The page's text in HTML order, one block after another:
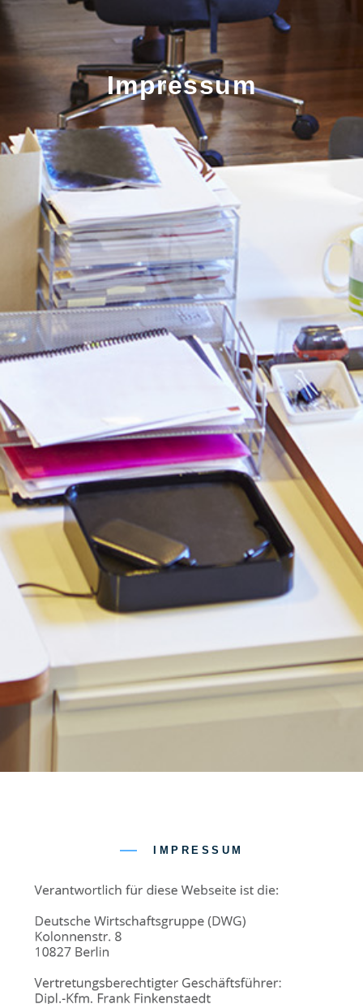
Impressum
IMPRESSUM